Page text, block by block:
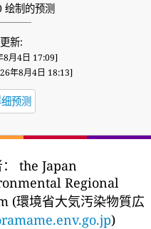
绘制的预测
新:
8月4日 17:09]
年8月4日 18:13]
预测
the Japan
Regional
(環境省大気汚染物質広
)